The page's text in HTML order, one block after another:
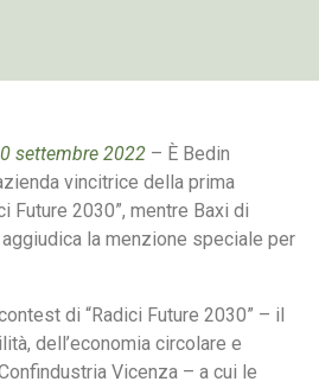
settembre 2022 – È Bedin
vincitrice della prima
Future 2030”, mentre Baxi di
la menzione speciale per
di “Radici Future 2030” – il
dell’economia circolare e
Vicenza – a cui le